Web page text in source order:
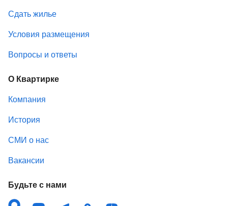
Сдать жилье
Условия размещения
Вопросы и ответы
О Квартирке
Компания
История
СМИ о нас
Вакансии
Будьте с нами